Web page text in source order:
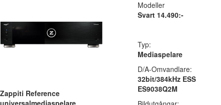
Zappiti Reference
Modeller
Svart 14.490:-
Typ:
Mediaspelare
D/A-Omvandlare:
32bit/384kHz ESS
ES9038Q2M